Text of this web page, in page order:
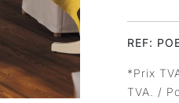
REF:
*Prix
TVA. /